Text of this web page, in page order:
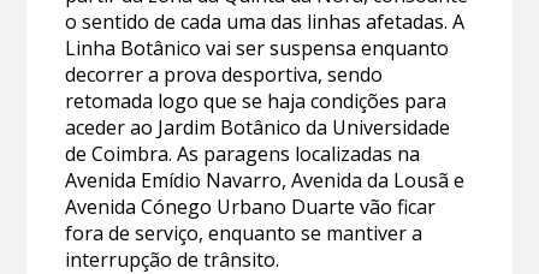
o sentido de cada uma das linhas afetadas. A
Linha Botânico vai ser suspensa enquanto
decorrer a prova desportiva, sendo
retomada logo que se haja condições para
aceder ao Jardim Botânico da Universidade
de Coimbra. As paragens localizadas na
Avenida Emídio Navarro, Avenida da Lousã e
Avenida Cónego Urbano Duarte vão ficar
fora de serviço, enquanto se mantiver a
interrupção de trânsito.